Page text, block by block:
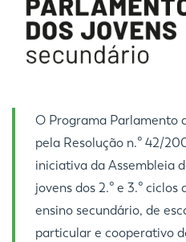
O Programa Parlamento
pela Resolução n.º 42/
iniciativa da Assembleia
jovens dos 2.º e 3.º
ensino secundário, de
particular e cooperativo